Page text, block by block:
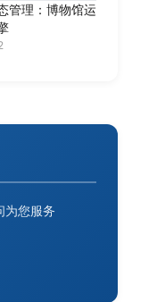
管理：博物馆运
为您服务